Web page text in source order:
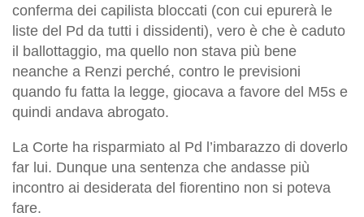
conferma dei capilista bloccati (con cui epurerà le
liste del Pd da tutti i dissidenti), vero è che è caduto
il ballottaggio, ma quello non stava più bene
neanche a Renzi perché, contro le previsioni
quando fu fatta la legge, giocava a favore del M5s e
quindi andava abrogato.
La Corte ha risparmiato al Pd l’imbarazzo di doverlo
far lui. Dunque una sentenza che andasse più
incontro ai desiderata del fiorentino non si poteva
fare.